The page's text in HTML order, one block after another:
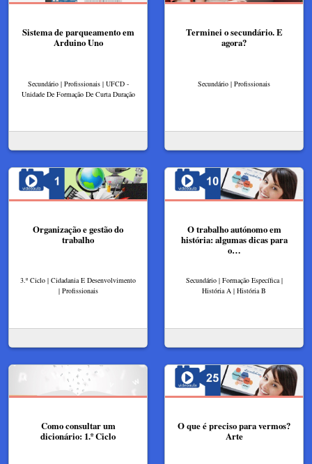
Sistema de parqueamento em
Arduino Uno
Secundário | Profissionais | UFCD -
Unidade De Formação De Curta Duração
Terminei o secundário. E
agora?
Secundário | Profissionais
Organização e gestão do
trabalho
3.º Ciclo | Cidadania E Desenvolvimento
| Profissionais
O trabalho autónomo em
história: algumas dicas para
o…
Secundário | Formação Específica |
História A | História B
Como consultar um
dicionário: 1.º Ciclo
O que é preciso para vermos?
Arte